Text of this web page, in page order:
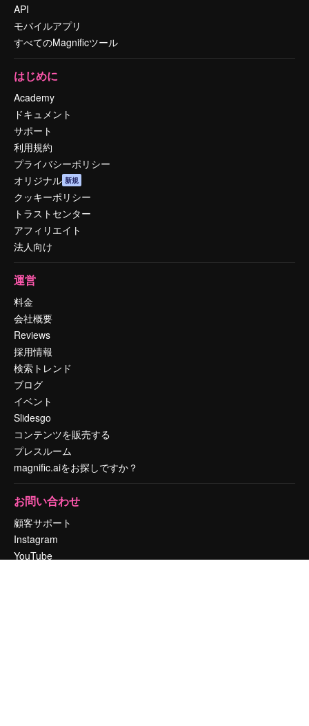
API
モバイルアプリ
すべてのMagnificツール
はじめに
Academy
ドキュメント
サポート
利用規約
プライバシーポリシー
オリジナル 新規
クッキーポリシー
トラストセンター
アフィリエイト
法人向け
運営
料金
会社概要
Reviews
採用情報
検索トレンド
ブログ
イベント
Slidesgo
コンテンツを販売する
プレスルーム
magnific.aiをお探しですか？
お問い合わせ
顧客サポート
Instagram
YouTube